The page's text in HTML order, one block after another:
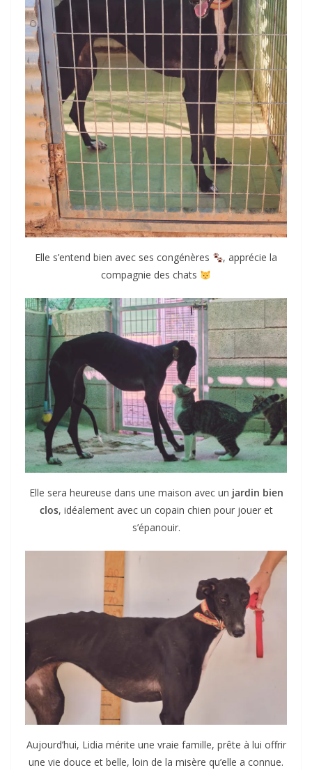
Elle s’entend bien avec ses congénères
, apprécie la
compagnie des chats
Elle sera heureuse dans une maison avec un jardin bien
clos, idéalement avec un copain chien pour jouer et
s’épanouir.
Aujourd’hui, Lidia mérite une vraie famille, prête à lui offrir
une vie douce et belle, loin de la misère qu’elle a connue.